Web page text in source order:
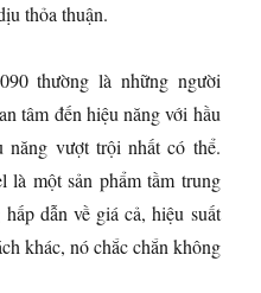
thỏa thuận.
thường là những người
tâm đến hiệu năng với hầu
vượt trội nhất có thể.
một sản phẩm tầm trung
dẫn về giá cả, hiệu suất
khác, nó chắc chắn không